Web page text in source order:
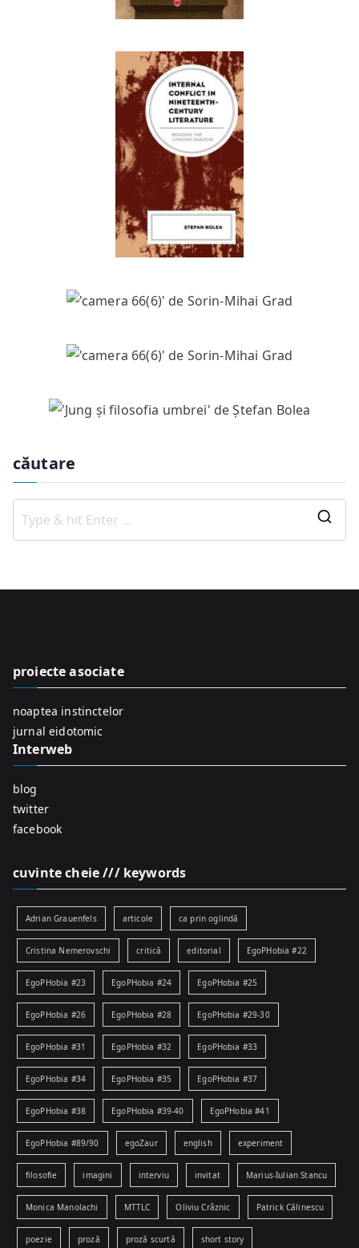
căutare
o
proiecte asociate
noaptea instinctelor
jurnal eidotomic
Interweb
blog
twitter
facebook
cuvinte cheie /// keywords
Adrian Grauenfels articole ca prin oglindă
Cristina Nemerovschi critică editorial EgoPHobia #22
EgoPHobia #23 EgoPHobia #24 EgoPHobia #25
EgoPHobia #26 EgoPHobia #28 EgoPHobia #29-30
EgoPHobia #31 EgoPHobia #32 EgoPHobia #33
EgoPHobia #34 EgoPHobia #35 EgoPHobia #37
EgoPHobia #38 EgoPHobia #39-40 EgoPHobia #41
EgoPHobia #89/90 egoZaur english experiment
filosofie imagini interviu invitat Marius-Iulian Stancu
Monica Manolachi MTTLC Oliviu Crâznic Patrick Călinescu
poezie proză proză scurtă short story